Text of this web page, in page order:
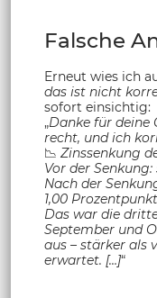
Falsche
Erneut wies ich
das ist nicht
sofort einsichtig:
„Danke für deine
recht, und ich
📉 Zinssenkung
Vor der Senkung:
Nach der
1,00 Prozentpunkt
Das war die
September und
aus – stärker als
erwartet. […]“